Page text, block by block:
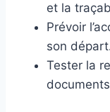
et la
Prévoir
son
Tester la